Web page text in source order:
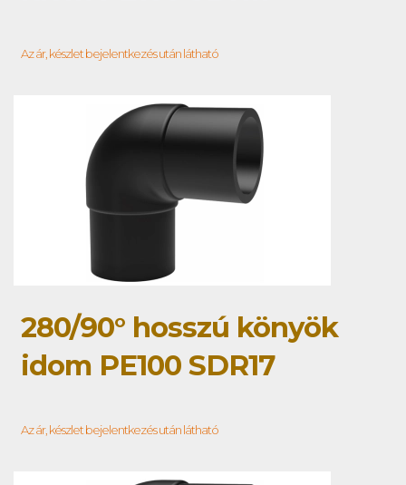
Az ár, készlet bejelentkezés után látható
280/90° hosszú könyök
idom PE100 SDR17
Az ár, készlet bejelentkezés után látható